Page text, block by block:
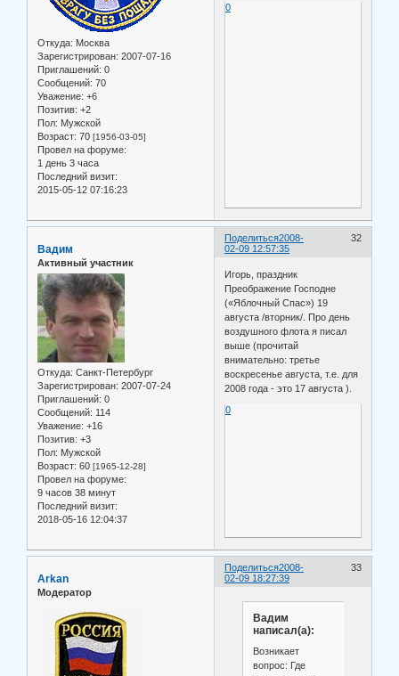
Откуда: Москва
Зарегистрирован: 2007-07-16
Приглашений: 0
Сообщений: 70
Уважение: +6
Позитив: +2
Пол: Мужской
Возраст: 70 [1956-03-05]
Провел на форуме:
1 день 3 часа
Последний визит:
2015-05-12 07:16:23
0
Поделиться 32
2008-
02-09 12:57:35
Вадим
Активный участник
Откуда: Санкт-Петербург
Зарегистрирован: 2007-07-24
Приглашений: 0
Сообщений: 114
Уважение: +16
Позитив: +3
Пол: Мужской
Возраст: 60 [1965-12-28]
Провел на форуме:
9 часов 38 минут
Последний визит:
2018-05-16 12:04:37
Игорь, праздник
Преображение Господне
(«Яблочный Спас») 19
августа /вторник/. Про день
воздушного флота я писал
выше (прочитай
внимательно: третье
воскресенье августа, т.е. для
2008 года - это 17 августа ).
0
Поделиться 33
2008-
02-09 18:27:39
Arkan
Модератор
Вадим
написал(а):
Возникает
вопрос: Где